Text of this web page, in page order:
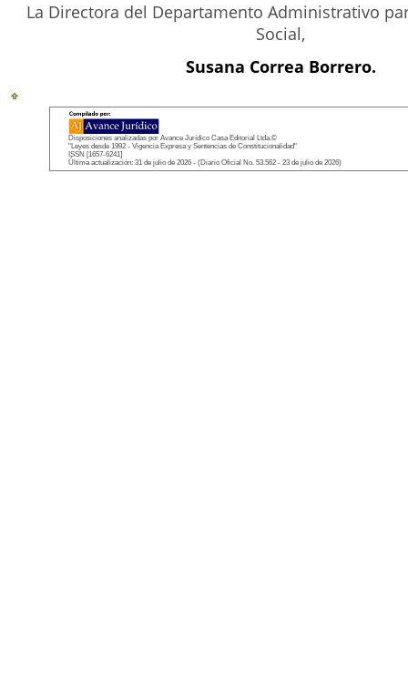
La Directora del Departamento Administrativo
Social,
Susana Correa Borrero.
Disposiciones analizadas por Avance Jurídico Casa Editorial Ltda.©
"Leyes desde 1992 - Vigencia Expresa y Sentencias de Constitucionalidad"
ISSN [1657-6241]
Última actualización: 31 de julio de 2026 - (Diario Oficial No. 53.562 - 23 de julio de 2026)